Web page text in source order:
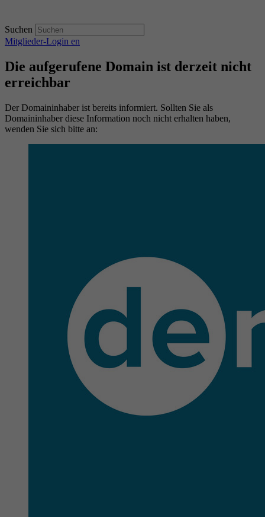
Suchen
Mitglieder-Login en
Die aufgerufene Domain ist derzeit nicht
erreichbar
Der Domaininhaber ist bereits informiert. Sollten Sie als
Domaininhaber diese Information noch nicht erhalten haben,
wenden Sie sich bitte an: